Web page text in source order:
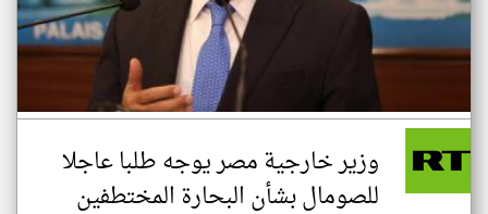
وزير خارجية مصر يوجه طلبا عاجلا
للصومال بشأن البحارة المختطفين